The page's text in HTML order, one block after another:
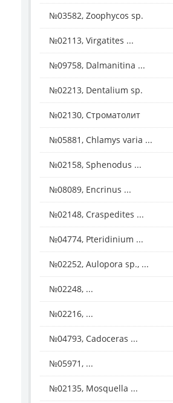
№03582, Zoophycos sp.
№02113, Virgatites ...
№09758, Dalmanitina ...
№02213, Dentalium sp.
№02130, Строматолит
№05881, Chlamys varia ...
№02158, Sphenodus ...
№08089, Encrinus ...
№02148, Craspedites ...
№04774, Pteridinium ...
№02252, Aulopora sp., ...
№02248, ...
№02216, ...
№04793, Cadoceras ...
№05971, ...
№02135, Mosquella ...